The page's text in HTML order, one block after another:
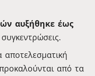
αυξήθηκε έως
αποτελεσματική
από τα